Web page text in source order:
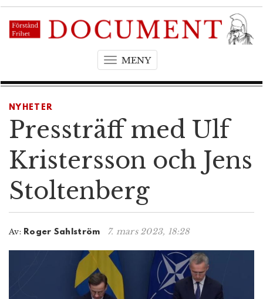
MENYT
g
e
a
t
o
NYHETER
Pressträff med Ulf
Kristersson och Jens
Stoltenberg
Av: Roger Sahlström 7. mars 2023, 18:28